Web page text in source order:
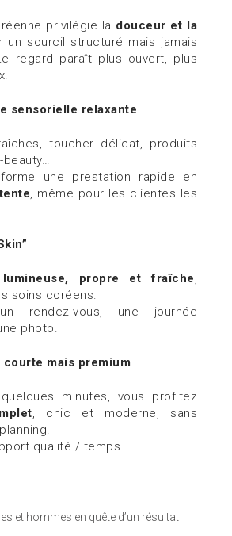
privilégie la douceur et la
un sourcil structuré mais jamais
regard paraît plus ouvert, plus
sensorielle relaxante
toucher délicat, produits
beauty…
une prestation rapide en
, même pour les clientes les
lumineuse, propre et fraîche,
soins coréens.
rendez-vous, une journée
photo.
courte mais premium
minutes, vous profitez
, chic et moderne, sans
qualité / temps.
et hommes en quête d’un résultat